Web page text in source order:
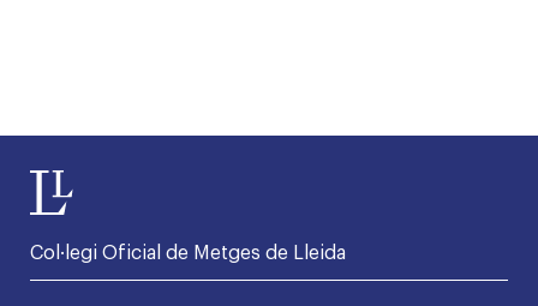
Col·legi Oficial de Metges de Lleida